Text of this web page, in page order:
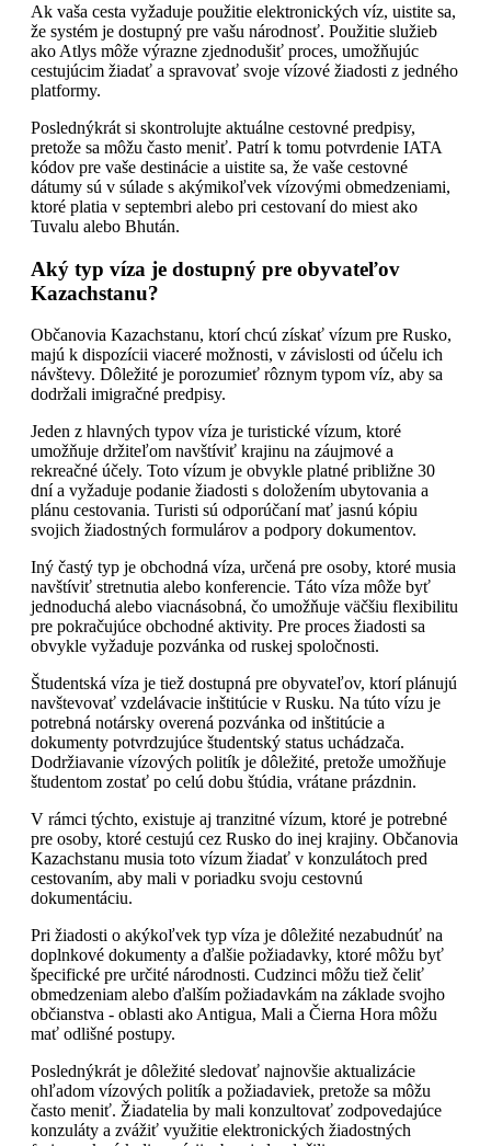
Ak vaša cesta vyžaduje použitie elektronických víz, uistite sa,
že systém je dostupný pre vašu národnosť. Použitie služieb
ako Atlys môže výrazne zjednodušiť proces, umožňujúc
cestujúcim žiadať a spravovať svoje vízové žiadosti z jedného
platformy.
Poslednýkrát si skontrolujte aktuálne cestovné predpisy,
pretože sa môžu často meniť. Patrí k tomu potvrdenie IATA
kódov pre vaše destinácie a uistite sa, že vaše cestovné
dátumy sú v súlade s akýmikoľvek vízovými obmedzeniami,
ktoré platia v septembri alebo pri cestovaní do miest ako
Tuvalu alebo Bhután.
Aký typ víza je dostupný pre obyvateľov
Kazachstanu?
Občanovia Kazachstanu, ktorí chcú získať vízum pre Rusko,
majú k dispozícii viaceré možnosti, v závislosti od účelu ich
návštevy. Dôležité je porozumieť rôznym typom víz, aby sa
dodržali imigračné predpisy.
Jeden z hlavných typov víza je turistické vízum, ktoré
umožňuje držiteľom navštíviť krajinu na záujmové a
rekreačné účely. Toto vízum je obvykle platné približne 30
dní a vyžaduje podanie žiadosti s doložením ubytovania a
plánu cestovania. Turisti sú odporúčaní mať jasnú kópiu
svojich žiadostných formulárov a podpory dokumentov.
Iný častý typ je obchodná víza, určená pre osoby, ktoré musia
navštíviť stretnutia alebo konferencie. Táto víza môže byť
jednoduchá alebo viacnásobná, čo umožňuje väčšiu flexibilitu
pre pokračujúce obchodné aktivity. Pre proces žiadosti sa
obvykle vyžaduje pozvánka od ruskej spoločnosti.
Študentská víza je tiež dostupná pre obyvateľov, ktorí plánujú
navštevovať vzdelávacie inštitúcie v Rusku. Na túto vízu je
potrebná notársky overená pozvánka od inštitúcie a
dokumenty potvrdzujúce študentský status uchádzača.
Dodržiavanie vízových politík je dôležité, pretože umožňuje
študentom zostať po celú dobu štúdia, vrátane prázdnin.
V rámci týchto, existuje aj tranzitné vízum, ktoré je potrebné
pre osoby, ktoré cestujú cez Rusko do inej krajiny. Občanovia
Kazachstanu musia toto vízum žiadať v konzulátoch pred
cestovaním, aby mali v poriadku svoju cestovnú
dokumentáciu.
Pri žiadosti o akýkoľvek typ víza je dôležité nezabudnúť na
doplnkové dokumenty a ďalšie požiadavky, ktoré môžu byť
špecifické pre určité národnosti. Cudzinci môžu tiež čeliť
obmedzeniam alebo ďalším požiadavkám na základe svojho
občianstva - oblasti ako Antigua, Mali a Čierna Hora môžu
mať odlišné postupy.
Poslednýkrát je dôležité sledovať najnovšie aktualizácie
ohľadom vízových politík a požiadaviek, pretože sa môžu
často meniť. Žiadatelia by mali konzultovať zodpovedajúce
konzuláty a zvážiť využitie elektronických žiadostných